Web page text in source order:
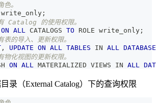
。
write_only ;
Catalog 的使用权限。
ON ALL CATALOGS TO ROLE write_only ;
的导入、更新权限。
, UPDATE ON ALL TABLES IN ALL
化视图的更新权限。
ON ALL MATERIALIZED VIEWS IN ALL
录（External Catalog）下的查询权限